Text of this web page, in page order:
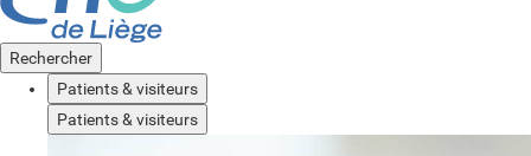
Rechercher
Patients & visiteurs
Patients & visiteurs